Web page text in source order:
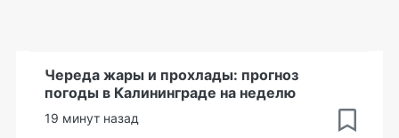
Череда жары и прохлады: прогноз
погоды в Калининграде на неделю
19 минут назад